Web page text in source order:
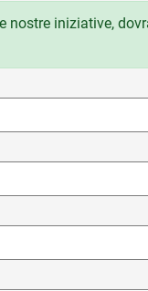
nostre iniziative,